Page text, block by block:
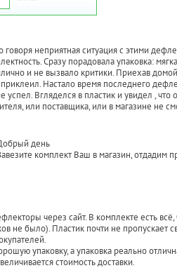
говоря неприятная ситуация с этими
Сразу порадовала упаковка:
и не вызвало критики. Приехав
Настало время последнего
успел. Вгляделся в пластик и увидел ,
или поставщика, или в магазине не
день
комплект Ваш в магазин, отдадим
через сайт. В комплекте есть
не было). Пластик почти не пропускает
упаковку, а упаковка реально
стоимость доставки.